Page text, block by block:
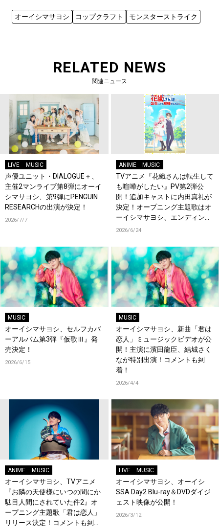
オーイシマサヨシ コップクラフト モンスターストライク
RELATED NEWS
関連ニュース
LIVE MUSIC
声優ユニット・DIALOGUE＋、
主催2マンライブ第8弾にオーイ
シマサヨシ、第9弾にPENGUIN
RESEARCHの出演が決定！
2026/7/7
ANIME MUSIC
TVアニメ『花織さんは転生して
も喧嘩がしたい』PV第2弾公
開！追加キャストに内田真礼が
決定！オープニング主題歌はオ
ーイシマサヨシ、エンディング
主題歌は内田真礼が担当！
2026/6/24
MUSIC
オーイシマサヨシ、セルフカバ
ーアルバム第3弾『仮歌Ⅲ』発
売決定！
2026/6/15
MUSIC
オーイシマサヨシ、新曲「君は
恋人」ミュージックビデオが公
開！主演に濱田龍臣、結城さく
なが特別出演！コメントも到
着！
2026/4/4
ANIME MUSIC
オーイシマサヨシ、TVアニメ
『お隣の天使様にいつの間にか
駄目人間にされていた件2』オ
ープニング主題歌「君は恋人」
リリース決定！コメントも到
LIVE MUSIC
オーイシマサヨシ、オーイシ
SSA Day2 Blu-ray＆DVDダイジ
ェスト映像が公開！
2026/3/12